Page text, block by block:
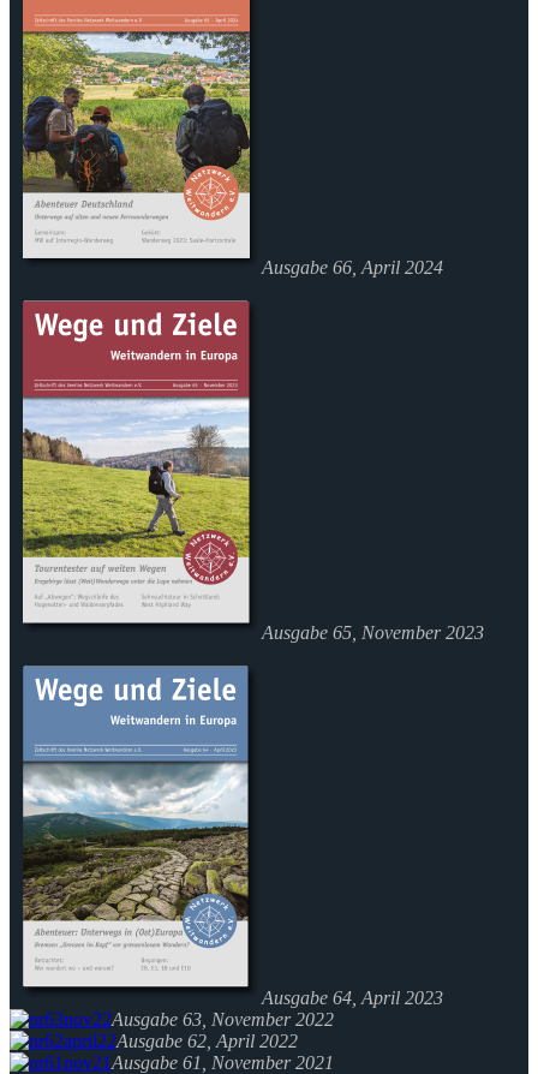
Ausgabe 66, April 2024
Ausgabe 65, November 2023
Ausgabe 64, April 2023
Ausgabe 63, November 2022
Ausgabe 62, April 2022
Ausgabe 61, November 2021